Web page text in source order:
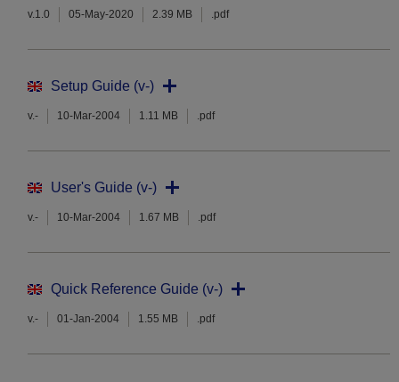
v.1.0 05-May-2020 2.39 MB .pdf
Setup Guide (v-)
v.- 10-Mar-2004 1.11 MB .pdf
User's Guide (v-)
v.- 10-Mar-2004 1.67 MB .pdf
Quick Reference Guide (v-)
v.- 01-Jan-2004 1.55 MB .pdf